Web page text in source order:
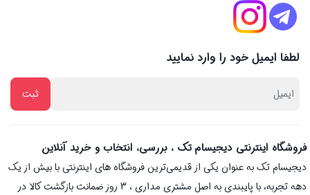
لطفا ایمیل خود را وارد نمایید
فروشگاه اینترنتی دیجیسام تک ، بررسی، انتخاب و خرید آنلاین
دیجیسام تک به عنوان یکی از قدیمی‌ترین فروشگاه های اینترنتی با بیش از یک
دهه تجربه، با پایبندی به اصل مشتری مداری ، 3 روز ضمانت بازگشت کالا در